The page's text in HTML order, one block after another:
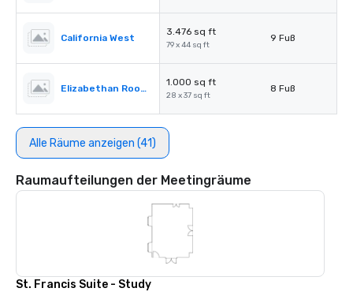
California West
3.476 sq ft
79 x 44 sq ft
9 Fuß
Elizabethan Room A
1.000 sq ft
28 x 37 sq ft
8 Fuß
Alle Räume anzeigen (41)
Raumaufteilungen der Meetingräume
St. Francis Suite - Study